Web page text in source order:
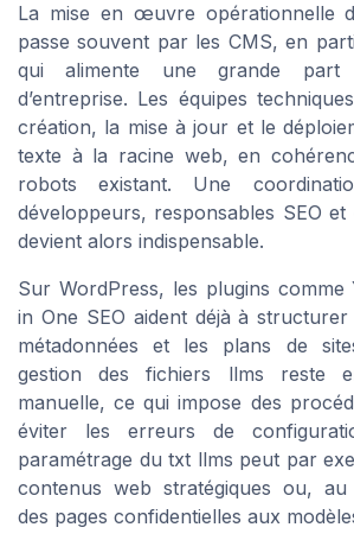
La mise en œuvre opérationnelle
passe souvent par les CMS, en
qui alimente une grande
d’entreprise. Les équipes
création, la mise à jour et le
texte à la racine web, en
robots existant. Une
développeurs, responsables SEO et
devient alors indispensable.
Sur WordPress, les plugins comme
in One SEO aident déjà à
métadonnées et les plans de
gestion des fichiers llms reste
manuelle, ce qui impose des
éviter les erreurs de
paramétrage du txt llms peut par
contenus web stratégiques ou,
des pages confidentielles aux